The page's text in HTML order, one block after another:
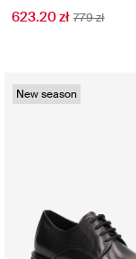
623.20 zł 779 zł
New season